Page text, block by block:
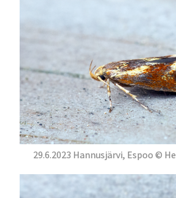
29.6.2023 Hannusjärvi, Espoo ©